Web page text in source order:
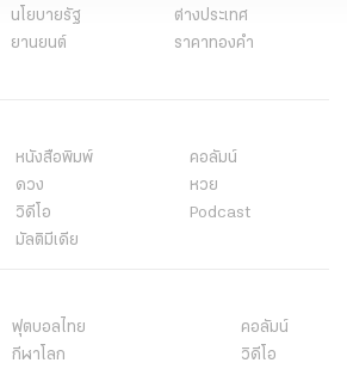
นโยบายรัฐ
ต่างประเทศ
ยานยนต์
ราคาทองคำ
หนังสือพิมพ์
คอลัมน์
ดวง
หวย
วิดีโอ
Podcast
มัลติมีเดีย
ฟุตบอลไทย
คอลัมน์
กีฬาโลก
วิดีโอ